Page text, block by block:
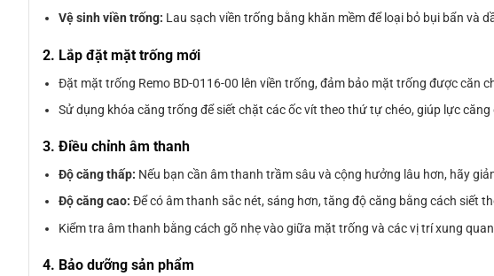
Vệ sinh viền trống: Lau sạch viền trống bằng khăn mềm để loại bỏ bụi bẩn và
2. Lắp đặt mặt trống mới
Đặt mặt trống Remo BD-0116-00 lên viền trống, đảm bảo mặt trống được căn
Sử dụng khóa căng trống để siết chặt các ốc vít theo thứ tự chéo, giúp lực
3. Điều chỉnh âm thanh
Độ căng thấp: Nếu bạn cần âm thanh trầm sâu và cộng hưởng lâu hơn, hãy
Độ căng cao: Để có âm thanh sắc nét, sáng hơn, tăng độ căng bằng cách siết
Kiểm tra âm thanh bằng cách gõ nhẹ vào giữa mặt trống và các vị trí xung
4. Bảo dưỡng sản phẩm